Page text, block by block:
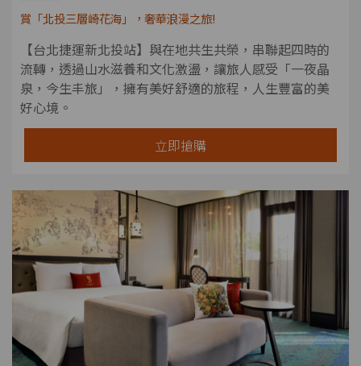
賞「北投三層崎花海」，奢華浪漫之旅!
【台北捷運新北投站】與在地共生共榮，串聯起四時的
流轉，透過山水滋養和文化激盪，讓旅人感受「一夜晶
泉，今生丰旅」，擁有美好舒適的旅程，人生豐富的美
好心境。
立即搶購